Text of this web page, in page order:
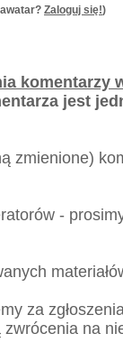
Zaloguj się!)
komentarzy
jest
zmienione)
-
za
na